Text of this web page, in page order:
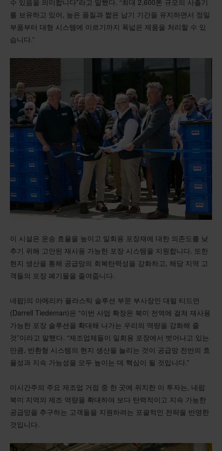
수 있음을 의미합니다”라고 말했다. “최대 2,600톤 규모의 사출기
를 보유하고 있어, 높은 품질과 짧은 납기 기간을 유지하면서 정밀
부품부터 대형 시스템에 이르기까지 폭넓은 제품을 처리할 수 있
습니다.”
이 시설은 운송 효율을 높이고 일회용 포장재에 대한 의존도를 낮
추기 위해 고안된 재사용 가능한 포장 시스템을 지원합니다. 또한
현지 생산을 통해 공급망의 회복탄력성을 강화하고, 해당 지역 고
객들의 포장 폐기물을 줄여줍니다.
네팝)의 아메리카 플라스틱 솔루션 부문 부사장인 대럴 티드먼
(Darrell Tiedeman)은 “이번 사업 확장은 북미 전역에 걸쳐 재사용
가능한 포장 솔루션을 확대해 나가는 우리의 역량을 강화해 줄
것”이라고 말했다. “제조업체들이 일회용 포장에서 벗어나고 있는
만큼, 반환형 시스템의 현지 생산을 늘리는 것이 공급망 전반의 효
율성과 지속 가능성을 모두 높이는 데 핵심이 될 것입니다.”
미시간주의 주요 제조업 거점 중 한 곳에 위치한 이 투자는, 네팝
북미 지역의 제조 역량을 확대하여 보다 탄력적이고 지속 가능한
공급망을 추구하는 고객들을 지원하려는 포괄적인 전략을 반영한
것입니다.